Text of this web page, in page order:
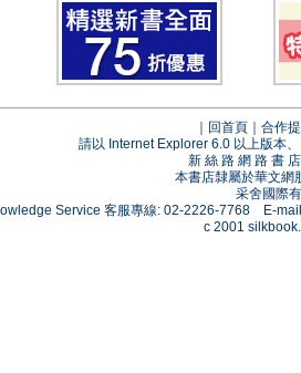
回首頁
合作
請以 Internet Explorer 6.0 以上版本
新 絲 路 網 路 書
本書店隸屬於華文網
采舍國際
Service 客服專線: 02-2226-7768 E-
c 2001